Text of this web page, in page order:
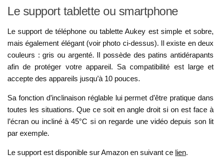
Le support tablette ou smartphone
Le support de téléphone ou tablette Aukey est simple et sobre,
mais également élégant (voir photo ci-dessus). Il existe en deux
couleurs : gris ou argenté. Il possède des patins antidérapants
afin de protéger votre appareil. Sa compatibilité est large et
accepte des appareils jusqu’à 10 pouces.
Sa fonction d’inclinaison réglable lui permet d’être pratique dans
toutes les situations. Que ce soit en angle droit si on est face à
l’écran ou incliné à 45°C si on regarde une vidéo depuis son lit
par exemple.
Le support est disponible sur Amazon en suivant ce lien.